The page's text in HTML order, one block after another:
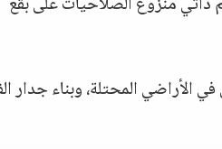
عدد المستوطنين في الأراضي المحتلة، وبناء